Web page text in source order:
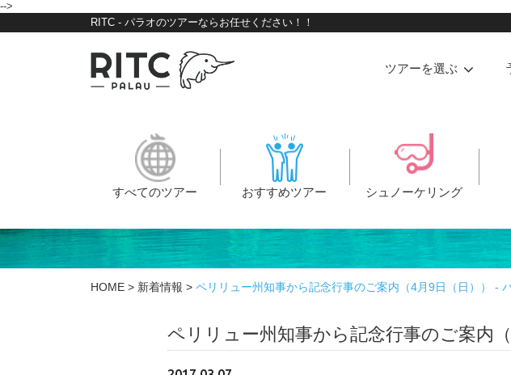
-->
RITC - パラオのツアーならお任せください！！
ツアーを選ぶ
すべてのツアー おすすめツアー シュノーケリング
HOME > 新着情報 > ペリリュー州知事から記念行事のご案内（4月9日（日）） -
ペリリュー州知事から記念行事のご案内（